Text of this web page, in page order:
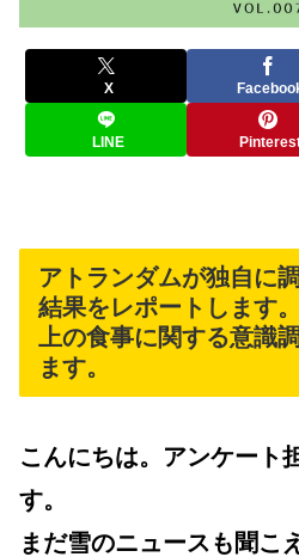
X
LINE
アトランダムが独自に
結果をレポートします
上の食事に関する意識
ます。
こんにちは。アンケート
す。
まだ雪のニュースも聞こ